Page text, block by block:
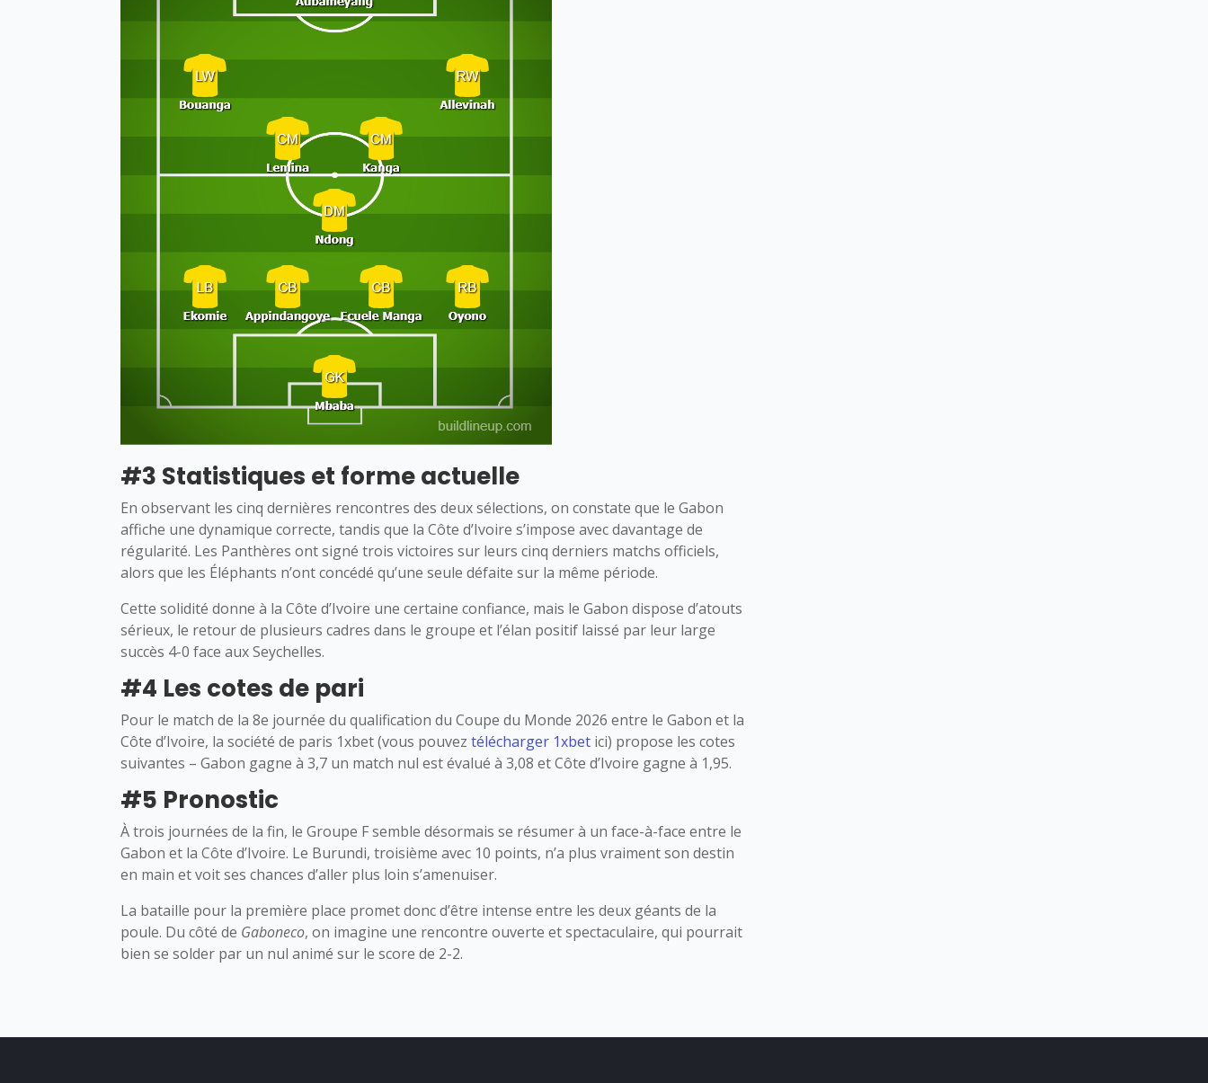
#3 Statistiques et forme actuelle
En observant les cinq dernières rencontres des deux sélections, on constate que le Gabon
affiche une dynamique correcte, tandis que la Côte d’Ivoire s’impose avec davantage de
régularité. Les Panthères ont signé trois victoires sur leurs cinq derniers matchs officiels,
alors que les Éléphants n’ont concédé qu’une seule défaite sur la même période.
Cette solidité donne à la Côte d’Ivoire une certaine confiance, mais le Gabon dispose d’atouts
sérieux, le retour de plusieurs cadres dans le groupe et l’élan positif laissé par leur large
succès 4-0 face aux Seychelles.
#4 Les cotes de pari
Pour le match de la 8e journée du qualification du Coupe du Monde 2026 entre le Gabon et la
Côte d’Ivoire, la société de paris 1xbet (vous pouveztélécharger 1xbet ici) propose les cotes
suivantes – Gabon gagne à 3,7 un match nul est évalué à 3,08 et Côte d’Ivoire gagne à 1,95.
#5 Pronostic
À trois journées de la fin, le Groupe F semble désormais se résumer à un face-à-face entre le
Gabon et la Côte d’Ivoire. Le Burundi, troisième avec 10 points, n’a plus vraiment son destin
en main et voit ses chances d’aller plus loin s’amenuiser.
La bataille pour la première place promet donc d’être intense entre les deux géants de la
poule. Du côté de Gaboneco, on imagine une rencontre ouverte et spectaculaire, qui pourrait
bien se solder par un nul animé sur le score de 2-2.